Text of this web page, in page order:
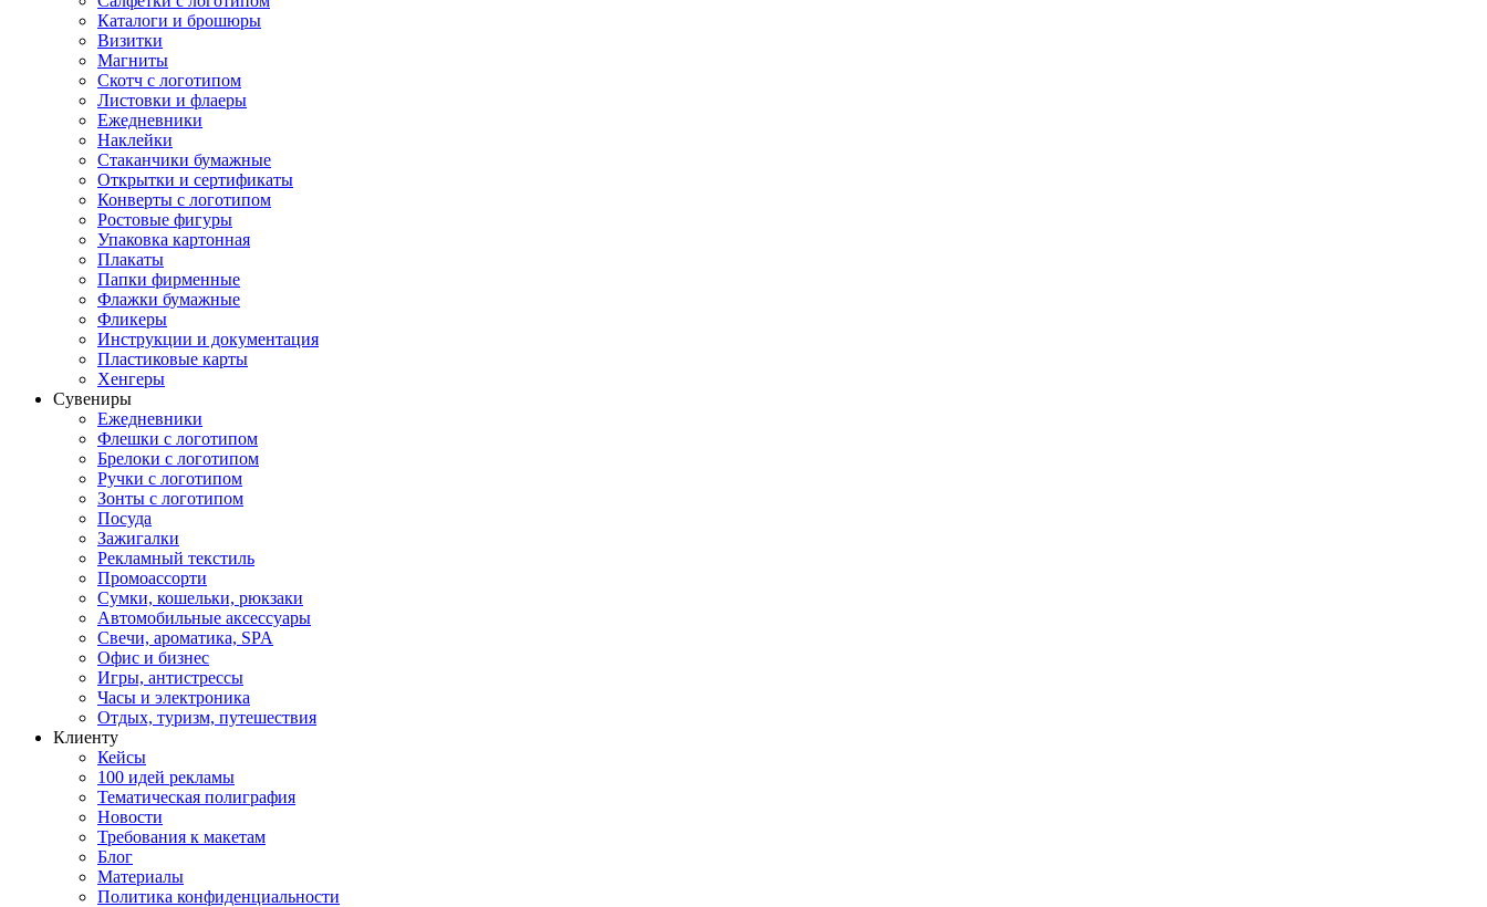
Каталоги и брошюры
Визитки
Магниты
Скотч с логотипом
Листовки и флаеры
Ежедневники
Наклейки
Стаканчики бумажные
Открытки и сертификаты
Конверты с логотипом
Ростовые фигуры
Упаковка картонная
Плакаты
Папки фирменные
Флажки бумажные
Фликеры
Инструкции и документация
Пластиковые карты
Хенгеры
Сувениры
Ежедневники
Флешки с логотипом
Брелоки с логотипом
Ручки с логотипом
Зонты с логотипом
Посуда
Зажигалки
Рекламный текстиль
Промоассорти
Сумки, кошельки, рюкзаки
Автомобильные аксессуары
Свечи, ароматика, SPA
Офис и бизнес
Игры, антистрессы
Часы и электроника
Отдых, туризм, путешествия
Клиенту
Кейсы
100 идей рекламы
Тематическая полиграфия
Новости
Требования к макетам
Блог
Материалы
Политика конфиденциальности